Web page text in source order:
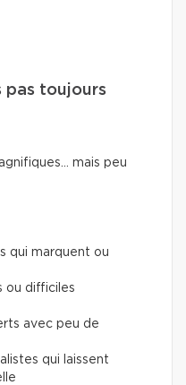
pas toujours
mais peu
qui marquent ou
ou difficiles
avec peu de
qui laissent